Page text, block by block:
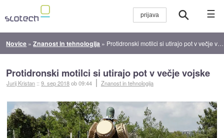
☰
Novice »Znanost in tehnologija » Protidronski motilci si utirajo pot v večje vojske
Protidronski motilci si utirajo pot v večje vojske
Jurij Kristan ::9. sep 2018ob 09:44 Znanost in tehnologija